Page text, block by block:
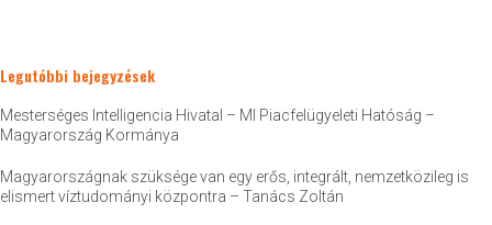
Legutóbbi bejegyzések
Mesterséges Intelligencia Hivatal – MI Piacfelügyeleti Hatóság –
Magyarország Kormánya
Magyarországnak szüksége van egy erős, integrált, nemzetközileg is
elismert víztudományi központra – Tanács Zoltán